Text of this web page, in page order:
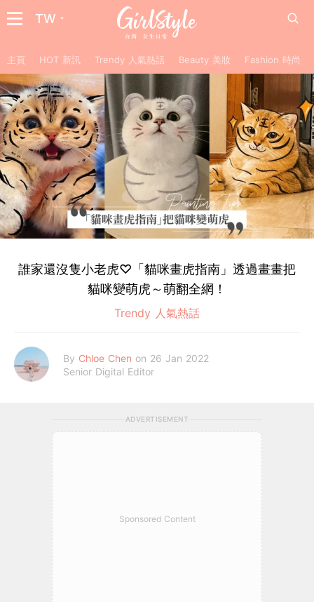
TW
主頁 HOT 新訊 Trendy 人氣熱話 Beauty 美妝 Fashion 時尚
誰家還沒隻小老虎♡「貓咪畫虎指南」透過畫畫把
貓咪變萌虎～萌翻全網！
Trendy 人氣熱話
By Chloe Chen on 26 Jan 2022
Senior Digital Editor
ADVERTISEMENT
Sponsored Content